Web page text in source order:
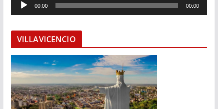
e
o
d
u
c
t
00:00 00:00
VILLAVICENCIO